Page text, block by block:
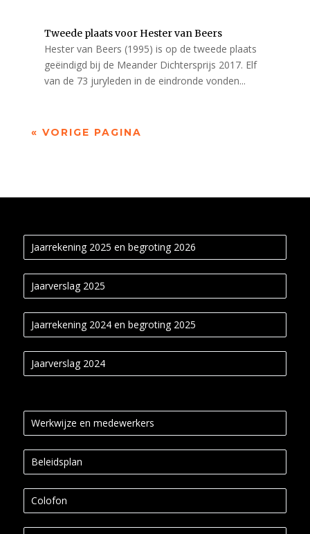
Tweede plaats voor Hester van Beers
Hester van Beers (1995) is op de tweede plaats
geëindigd bij de Meander Dichtersprijs 2017. Elf
van de 73 juryleden in de eindronde vonden...
« VORIGE PAGINA
Jaarrekening 2025 en begroting 2026
Jaarverslag 2025
Jaarrekening 2024 en begroting 2025
Jaarverslag 2024
Werkwijze en medewerkers
Beleidsplan
Colofon